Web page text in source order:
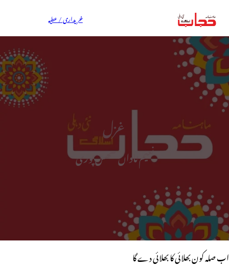
خریداری / عطیہ
غزل
نعیم ناداں سھس پوری
اب صلہ کون بھلائی کا بھلائی دے گا